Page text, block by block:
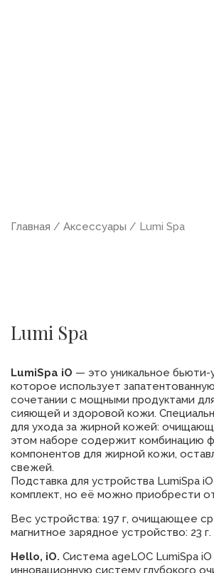
Главная / Аксессуары / Lumi Spa
Lumi Spa
LumiSpa iO — это уникальное бьюти-
которое использует
сочетании с мощными продуктами
сияющей и здоровой кожи.
для ухода за жирной кожей:
этом наборе содержит комбинацию
компонентов для жирной кожи,
свежей.
Подставка для устройства LumiSpa
комплект, но её можно приобрести
Вес устройства: 197 г, очищающее
магнитное зарядное устройство: 23 г.
Hello, iO. Система ageLOC LumiSpa
инновационную систему глубокого